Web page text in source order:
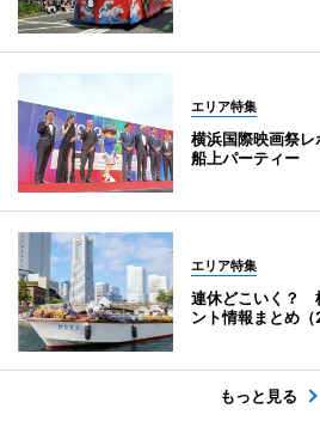
エリア特集
横浜国際映画祭
船上パーティー
エリア特集
連休どこいく？
ント情報まとめ（
もっと見る